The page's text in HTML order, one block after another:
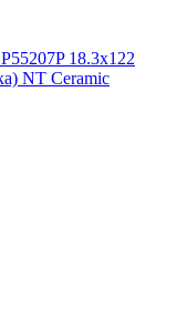
18.3х122
NT Ceramic